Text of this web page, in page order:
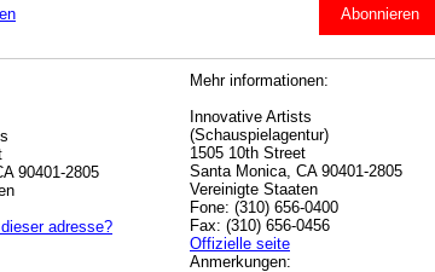
Abonnieren
90401-2805
adresse?
Mehr informationen:
Innovative Artists
(Schauspielagentur)
1505 10th Street
Santa Monica, CA 90401-2805
Vereinigte Staaten
Fone: (310) 656-0400
Fax: (310) 656-0456
Offizielle seite
Anmerkungen: